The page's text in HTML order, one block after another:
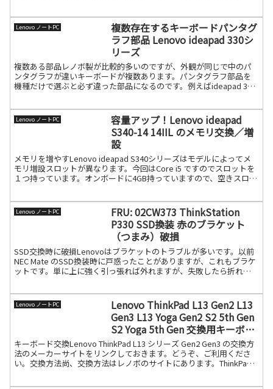
Lenovo ノートPC
複数存在するキーボードパンタグ
ラフ部品 Lenovo ideapad 330シ
リーズ
複数ある部品レノボ製が比較的多いのですが、外観が同じで中のパ
ンタグラフが違いキーボードが複数あります。パンタグラフ部品を
機種だけで選ぶと必ず違った部品になるのです。例えばideapad 330
Lenovo ノートPC
容量アップ！Lenovo ideapad
S340-14 14IIL のメモリ交換／増
設
メモリを増やすLenovo ideapad S340シリーズはモデルによってメ
モリ増設スロットが異なります。今回はCore i5 ですのでスロットを
１つ持っています。オンボードに4GB持っていますので、空きスロッ
Lenovo ノートPC
FRU: 02CW373 ThinkStation
P330 SSD換装 赤のブラケット
（つまみ）破損
SSD交換時に破損Lenovoはブラケットのトラブルが多いです。以前
NEC Mate のSSD換装時に戸惑ったことがありますが、これもブラケ
ットです。単に上に強く引っ張れば外れますが、失敗したら折れま
Lenovo ノートPC
Lenovo ThinkPad L13 Gen2 L13
Gen3 L13 Yoga Gen2 S2 5th Gen
S2 Yoga 5th Gen 交換用キーボー
ド
キーボード交換Lenovo ThinkPad L13 シリーズ Gen2 Gen3 の交換方
法のメーカーサイトをリンクしておきます。どうぞ、ご利用くださ
い。交換方法尚、交換方法はレノボのサイトにあります。ThinkPad